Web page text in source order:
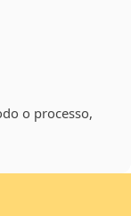
o processo,